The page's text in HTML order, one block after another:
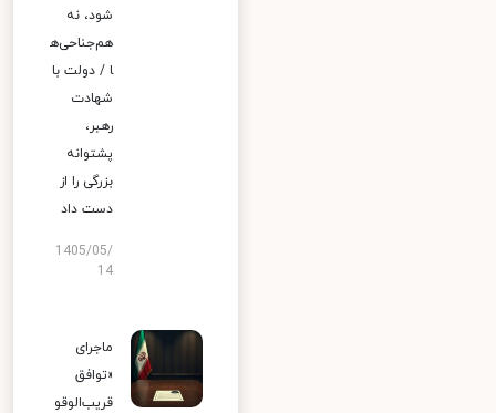
شود، نه
هم‌جناحی‌ه
ا / دولت با
شهادت
رهبر،
پشتوانه
بزرگی را از
دست داد
1405/05/
14
ماجرای
«توافق
قریب‌الوقو